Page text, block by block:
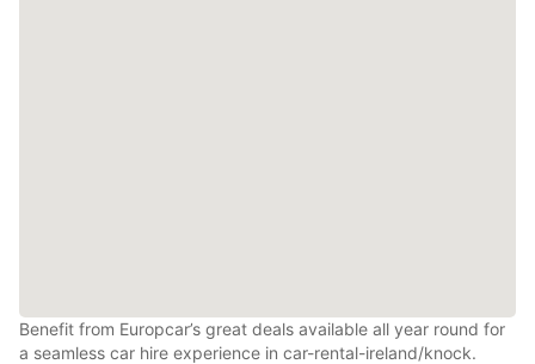
Benefit from Europcar’s great deals available all year round for
a seamless car hire experience in car-rental-ireland/knock.